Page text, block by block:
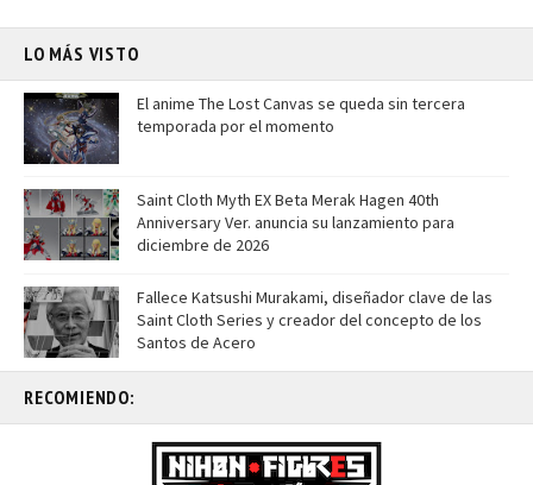
LO MÁS VISTO
El anime The Lost Canvas se queda sin tercera
temporada por el momento
Saint Cloth Myth EX Beta Merak Hagen 40th
Anniversary Ver. anuncia su lanzamiento para
diciembre de 2026
Fallece Katsushi Murakami, diseñador clave de las
Saint Cloth Series y creador del concepto de los
Santos de Acero
RECOMIENDO: